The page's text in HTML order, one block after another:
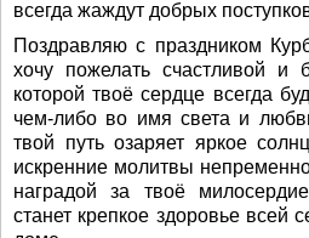
всегда жаждут добрых
Поздравляю с праздником
хочу пожелать счастливой и
которой твоё сердце всегда
чем-либо во имя света и
твой путь озаряет яркое
искренние молитвы
наградой за твоё
станет крепкое здоровье всей